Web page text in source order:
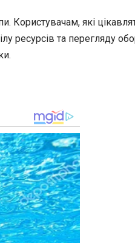
Користувачам, які
ресурсів та перегляду